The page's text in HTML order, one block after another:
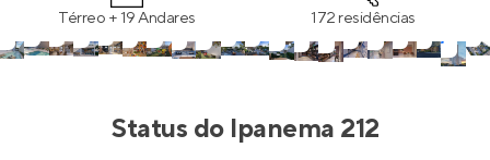
Térreo + 19 Andares 172 residências
Status do Ipanema 212